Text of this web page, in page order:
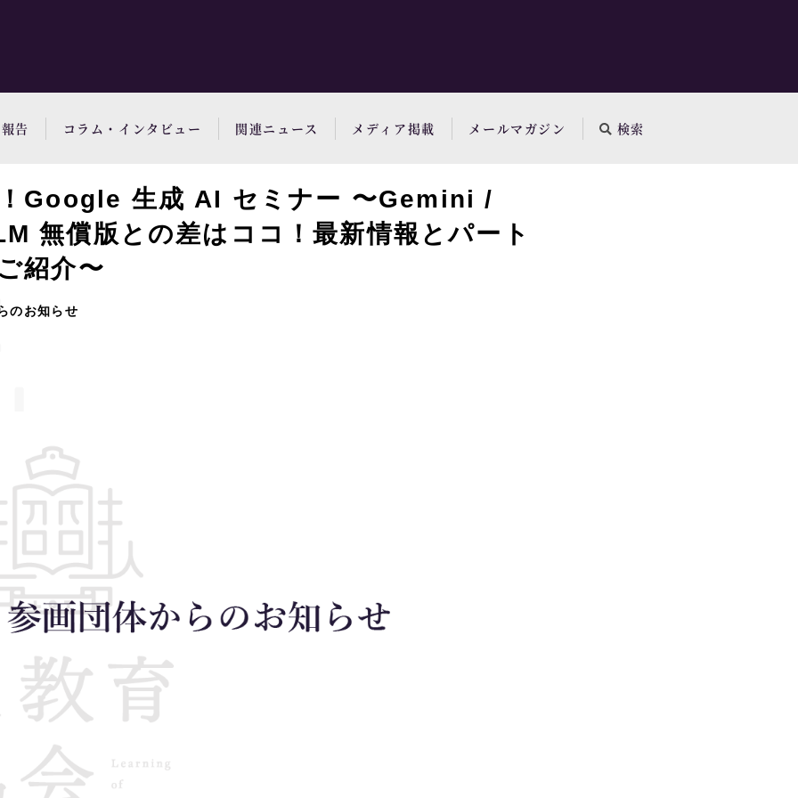
告 コラム・インタビュー 関連ニュース メディア掲載 メールマガジン 検索
Google 生成 AI セミナー 〜Gemini /
無償版との差はココ！最新情報とパート
紹介〜
のお知らせ